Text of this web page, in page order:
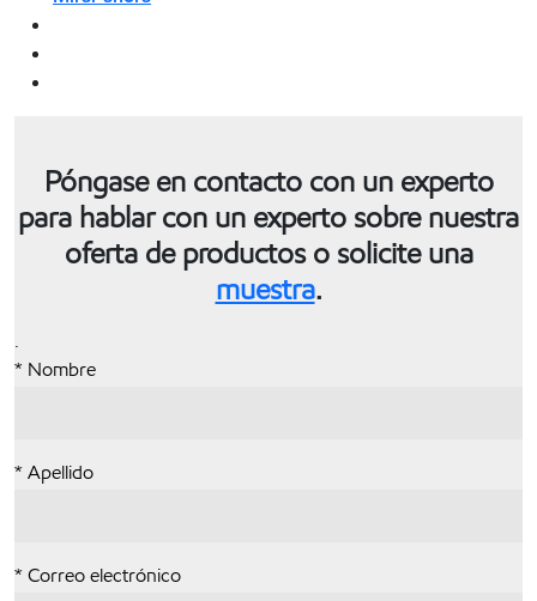
Póngase en contacto con un experto
para hablar con un experto sobre nuestra
oferta de productos o solicite una
muestra.
.
* Nombre
* Apellido
* Correo electrónico